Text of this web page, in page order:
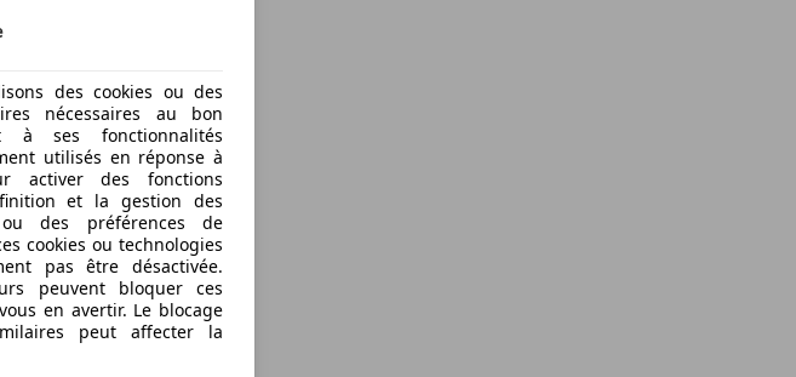
des cookies ou des
nécessaires au bon
à ses fonctionnalités
utilisés en réponse à
activer des fonctions
et la gestion des
des préférences de
cookies ou technologies
pas être désactivée.
peuvent bloquer ces
en avertir. Le blocage
peut affecter la